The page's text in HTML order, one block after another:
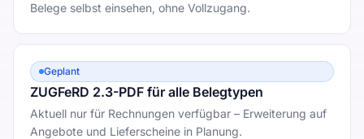
Belege selbst einsehen, ohne Vollzugang.
Geplant
ZUGFeRD 2.3-PDF für alle Belegtypen
Aktuell nur für Rechnungen verfügbar – Erweiterung auf
Angebote und Lieferscheine in Planung.